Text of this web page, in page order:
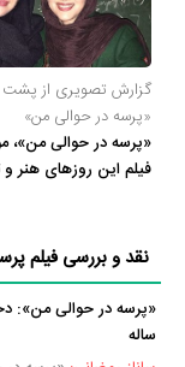
گزارش تصویری از پشت
«پرسه در حوالی من»
«پرسه در حوالی من»،
فیلم این روزهای هنر و
نقد و بررسی فیلم
«پرسه در حوالی من»:
ساله